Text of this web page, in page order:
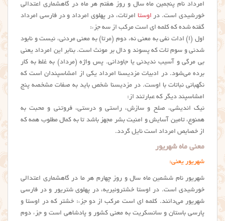
امرداد نام پنجمین ماه سال و روز هفتم هر ماه در گاهشماری اعتدالی
خورشیدی است. در اوستا امرتات، در پهلوی امرداد و در فارسی امرداد
گفته شده که کلمه ای است مرکب از سه جزء:
اول (ا) ادات نفی به معنی نه، دوم (مرتا) به معنی مردنی، نیست و نابود
شدنی و سوم تات که پسوند و دال بر مونث است. بنابر این امرداد یعنی
بی مرگی و آسیب ندیدنی یا جاودانی. پس واژه (مرداد) به غلط به کار
برده می‌شود. در ادبیات مزدیسنا امرداد یکی از امشاسپندان است که
نگهبانی نباتات با اوست. در مزدیسنا شخص باید به صفات مشخصه پنج
امشاسپند دیگر که عبارتند از:
نیک اندیشی، صلح و سازش، راستی و درستی، فروتنی و محبت به
همنوع، تامین آسایش و امنیت بشر مجهز باشد تا به کمال مطلوب همه که
از خصایص امرداد است نایل گردد.
معنی ماه شهریور
شهریور یعنی:
شهریور نام ششمین ماه سال و روز چهارم هر ما در گاهشماری اعتدالی
خورشیدی است. در اوستا خشتروئیریه، در پهلوی شتریور و در فارسی
شهریور می‌دانند. کلمه ای است مرکب از دو جزء: خشتر که در اوستا و
پارسی باستان و سانسکریت به معنی کشور و پادشاهی است و جزء دوم